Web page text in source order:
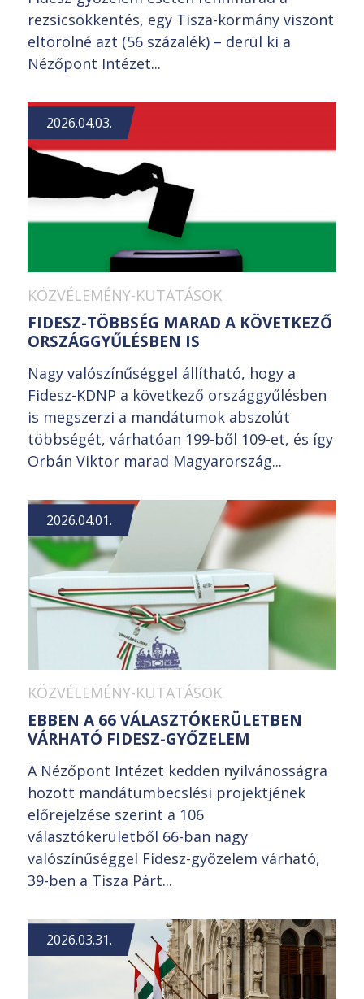
rezsicsökkentés, egy Tisza-kormány viszont
eltörölné azt (56 százalék) – derül ki a
Nézőpont Intézet...
2026.04.03.
KÖZVÉLEMÉNY-KUTATÁSOK
FIDESZ-TÖBBSÉG MARAD A KÖVETKEZŐ
ORSZÁGGYŰLÉSBEN IS
Nagy valószínűséggel állítható, hogy a
Fidesz-KDNP a következő országgyűlésben
is megszerzi a mandátumok abszolút
többségét, várhatóan 199-ből 109-et, és így
Orbán Viktor marad Magyarország...
2026.04.01.
KÖZVÉLEMÉNY-KUTATÁSOK
EBBEN A 66 VÁLASZTÓKERÜLETBEN
VÁRHATÓ FIDESZ-GYŐZELEM
A Nézőpont Intézet kedden nyilvánosságra
hozott mandátumbecslési projektjének
előrejelzése szerint a 106
választókerületből 66-ban nagy
valószínűséggel Fidesz-győzelem várható,
39-ben a Tisza Párt...
2026.03.31.